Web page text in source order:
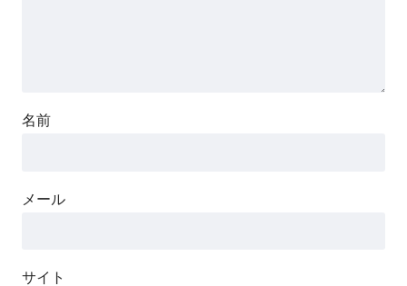
名前
メール
サイト